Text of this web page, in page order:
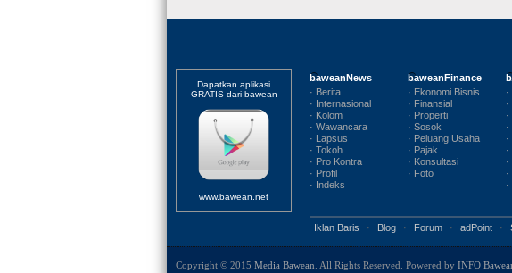
Dapatkan aplikasi
GRATIS dari bawean
www.bawean.net
baweanNews
· Berita
· Internasional
· Kolom
· Wawancara
· Lapsus
· Tokoh
· Pro Kontra
· Profil
· Indeks
baweanFinance
· Ekonomi Bisnis
· Finansial
· Properti
· Sosok
· Peluang Usaha
· Pajak
· Konsultasi
· Foto
Iklan Baris · Blog · Forum · adPoint ·
Copyright © 2015 Media Bawean . All Rights Reserved. Powered by INFO